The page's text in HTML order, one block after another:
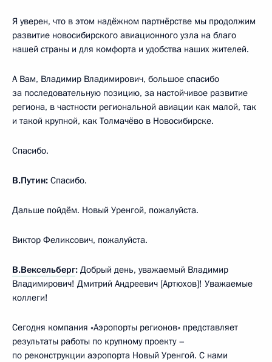
Я уверен, что в этом надёжном партнёрстве мы продолжим
развитие новосибирского авиационного узла на благо
нашей страны и для комфорта и удобства наших жителей.
А Вам, Владимир Владимирович, большое спасибо
за последовательную позицию, за настойчивое развитие
региона, в частности региональной авиации как малой, так
и такой крупной, как Толмачёво в Новосибирске.
Спасибо.
В.Путин: Спасибо.
Дальше пойдём. Новый Уренгой, пожалуйста.
Виктор Феликсович, пожалуйста.
В.Вексельберг: Добрый день, уважаемый Владимир
Владимирович! Дмитрий Андреевич [Артюхов]! Уважаемые
коллеги!
Сегодня компания «Аэропорты регионов» представляет
результаты работы по крупному проекту –
по реконструкции аэропорта Новый Уренгой. С нами